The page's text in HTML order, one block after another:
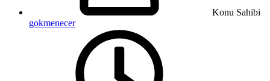
Konu Sahibi
gokmenecer